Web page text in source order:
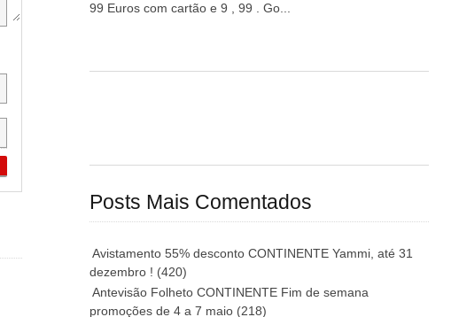
99 Euros com cartão e 9 , 99 . Go...
Posts Mais Comentados
Avistamento 55% desconto CONTINENTE Yammi, até 31
dezembro ! (420)
Antevisão Folheto CONTINENTE Fim de semana
promoções de 4 a 7 maio (218)